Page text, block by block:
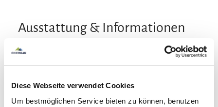
Diese Webseite verwendet Cookies
Um bestmöglichen Service bieten zu können, benutzen
Ausstattung & Informationen
Anreise: 14:00 - 20:00 Abreise: 06:30 - 10:00